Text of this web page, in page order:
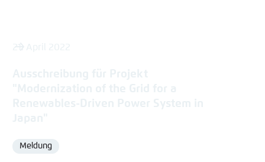
Format
Meldung